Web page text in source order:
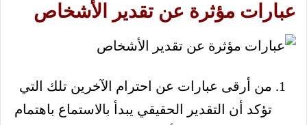
عبارات مؤثرة عن تقدير الأشخاص
من أرقى عبارات عن احترام الآخرين تلك التي
تؤكد أن التقدير الحقيقي يبدأ بالاستماع باهتمام